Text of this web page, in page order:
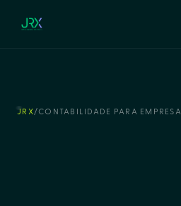
JRX/CONTABILIDADE PARA